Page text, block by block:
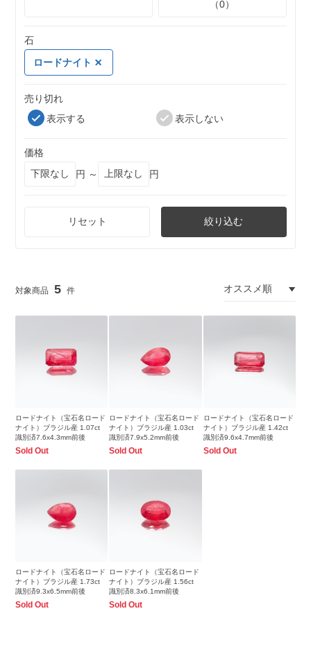
（0）
石
ロードナイト
売り切れ
表示する
表示しない
価格
円 ～
円
リセット 絞り込む
5
ロードナイト（宝石名ロード
ナイト）ブラジル産 1.07ct
識別済7.6x4.3mm前後
Sold Out
ロードナイト（宝石名ロード
ナイト）ブラジル産 1.03ct
識別済7.9x5.2mm前後
Sold Out
ロードナイト（宝石名ロード
ナイト）ブラジル産 1.42ct
識別済9.6x4.7mm前後
Sold Out
ロードナイト（宝石名ロード
ナイト）ブラジル産 1.73ct
識別済9.3x6.5mm前後
Sold Out
ロードナイト（宝石名ロード
ナイト）ブラジル産 1.56ct
識別済8.3x6.1mm前後
Sold Out